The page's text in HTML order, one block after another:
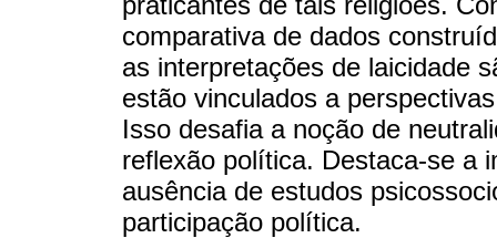
comparativa de dados
as interpretações de laicidade
estão vinculados a
Isso desafia a noção de
reflexão política. Destaca-se a
ausência de estudos
participação política.